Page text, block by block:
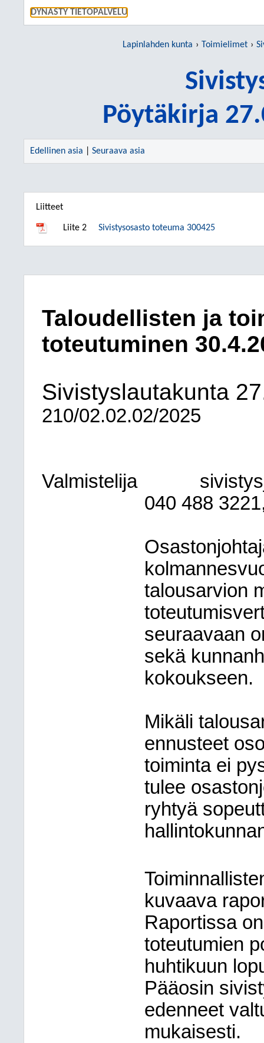
DYNASTY TIETOPALVELU
Lapinlahden kunta Toimielimet
Pöytäkirja
Edellinen asia Seuraava asia
Liitteet
Liite 2 Sivistysosasto toteuma 300425
Taloudellisten ja
toteutuminen
Sivistyslautakunta
210/02.02.02/2025
Valmistelija
040 488
talousarvion
seuraavaan
sekä
kokoukseen.
Mikäli
ennusteet
toiminta ei
tulee
ryhtyä
kuvaava
Raportissa
toteutumien
huhtikuun
Pääosin
edenneet
mukaisesti.